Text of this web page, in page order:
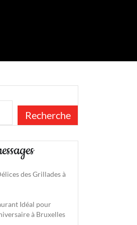
Recherche
des Grillades à
Idéal pour
à Bruxelles